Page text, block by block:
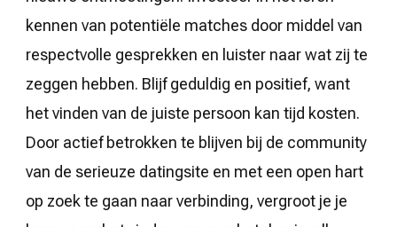
kennen van potentiële matches door middel van
respectvolle gesprekken en luister naar wat zij te
zeggen hebben. Blijf geduldig en positief, want
het vinden van de juiste persoon kan tijd kosten.
Door actief betrokken te blijven bij de community
van de serieuze datingsite en met een open hart
op zoek te gaan naar verbinding, vergroot je je